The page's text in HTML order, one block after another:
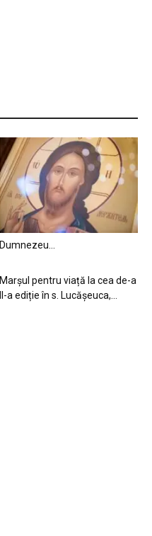
Dumnezeu…
Marșul pentru viață la cea de-a
II-a ediție în s. Lucășeuca,...